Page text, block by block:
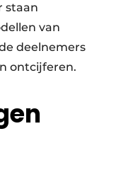
staan
van
deelnemers
ontcijferen.